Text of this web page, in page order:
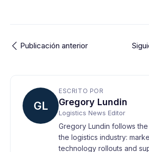
Publicación anterior
GL
ESCRITO POR
Gregory Lundin
Logistics News Editor
Gregory Lundin follows
the logistics industry:
technology rollouts and